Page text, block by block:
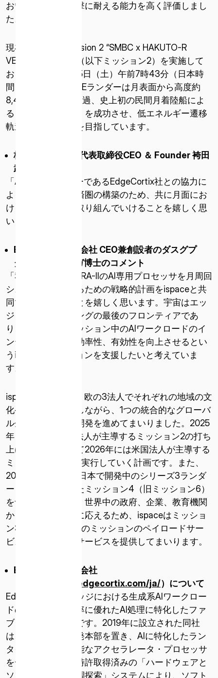
日本橋本町M-SQUARE 6階
ISPACE U.S.
コロラド州 12876 E Adam Aircraft Circle、セ
ISPACE EUROPE
5 Rue de l’Industrie 1811、
ルクセンブルク
おいても放射線衝撃に耐える能力を高く評価しまし
た。
現在、ispaceはMission 2 “SMBC x HAKUTO-R
VENTURE MOON”（以下ミッション2）を実施して
おり、2025年2月15日（土）午前7時43分（日本時
間）に、RESILIENCEランダーは月表面から高度約
8,400㎞の地点を通過、史上初の民間月着陸船によ
る「月フライバイ」を成功させ、低エネルギー遷移
軌道を利用して月を目指しています。
株式会社 代表取締役CEO ＆ Founder袴田
武史のコメント
「AI技術のリーダーであるEdgeCortix社との協力に
より、シスルナ経済圏の構築のため、共に月面にお
ける課題の解決に取り組んでいけることを嬉しく思
います。」
EdgeCortix 株式会社 CEO兼創設者のダスグプ
タ サキャシンガ博士のコメント
「私たちは、SAKURA-IIのAI専用プロセッサを月周回
システムに統合するための戦略的計画をispaceと共
同で開発できることを嬉しく思います。宇宙はエッ
ジコンピューティングの最後のフロンティアであ
り、私たちは、ミッション中のAIワークロードのイ
ンテリジェンス、効率性、有効性を向上させるとい
うispaceのミッションを支援したいと考えていま
す。」
ispaceは、日・米・欧の3法人でそれぞれの地域の文
化や多様性を活かしながら、1つの統合的なグローバ
ル企業として宇宙開発を進めてまいりました。2025
年 1 月15日に日本法人が主導するミッション2の打ち
上げを完了、続いて2026年には米国法人が主導する
ミッション3を順次実行していく計画です。また、
2027年には、現在日本で開発中のシリーズ3ランダ
ー（仮称）を用いたミッション4（旧ミッション6）
を予定しています。世界中の政府、企業、教育機関
からの高まる需要に応えるため、ispaceはミッショ
ン3およびそれ以降のミッションのペイロードサー
ビス契約とデータサービスを提供してまいります。
EdgeCortix
株式会社
https://www.edgecortix.com/ja/）について
EdgeCortixは、エッジにおける生成系AIワークロー
ドのエネルギー効率に優れたAI処理に特化したファ
ブレス半導体企業です。2019年に設立された同社
は、東京に研究開発本部を置き、AIに特化したラン
タイムで再構成可能なアクセラレータ・プロセッサ
を一から設計する特許取得済みの「ハードウェアと
ソフトウェアの協調探索」システムにより、ソフト